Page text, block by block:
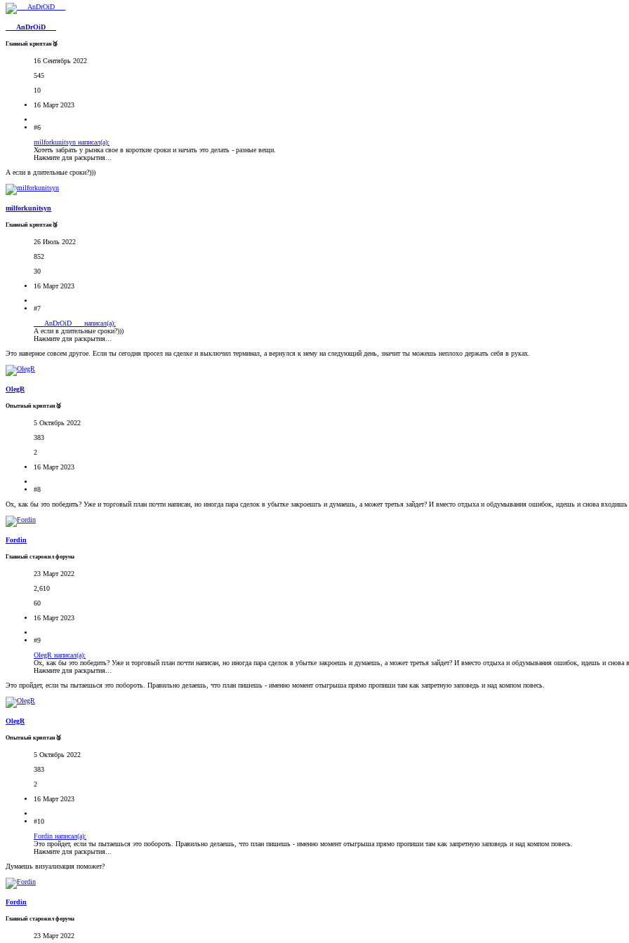
___AnDrOiD___
Главный криптан🥉
16 Сентябрь 2022
545
10
16 Март 2023
#6
milforkunitsyn написал(а):
Хотеть забрать у рынка свое в короткие сроки и начать это делать - разные вещи.
Нажмите для раскрытия...
А если в длительные сроки?)))
milforkunitsyn
Главный криптан🥉
26 Июль 2022
852
30
16 Март 2023
#7
___AnDrOiD___ написал(а):
А если в длительные сроки?)))
Нажмите для раскрытия...
Это наверное совсем другое. Если ты сегодня просел на сделке и выключил терминал, а вернулся к нему на следующий день, значит ты можешь неплохо держать себя в руках.
OlegR
Опытный криптан🥈
5 Октябрь 2022
383
2
16 Март 2023
#8
Ох, как бы это победить? Уже и торговый план почти написан, но иногда пара сделок в убытке закроешгь и думаешь, а может третья зайдет? И вместо отдыха и обдумывания ошибок, идешь и снова входишь
Fordin
Главный старожил форума
23 Март 2022
2,610
60
16 Март 2023
#9
OlegR написал(а):
Ох, как бы это победить? Уже и торговый план почти написан, но иногда пара сделок в убытке закроешь и думаешь, а может третья зайдет? И вместо отдыха и обдумывания ошибок, идешь и снова
Нажмите для раскрытия...
Это пройдет, если ты пытаешься это побороть. Правильно делаешь, что план пишешь - именно момент отыгрыша прямо пропиши там как запретную заповедь и над компом повесь.
OlegR
Опытный криптан🥈
5 Октябрь 2022
383
2
16 Март 2023
#10
Fordin написал(а):
Это пройдет, если ты пытаешься это побороть. Правильно делаешь, что план пишешь - именно момент отыгрыша прямо пропиши там как запретную заповедь и над компом повесь.
Нажмите для раскрытия...
Думаешь визуализация поможет?
Fordin
Главный старожил форума
23 Март 2022